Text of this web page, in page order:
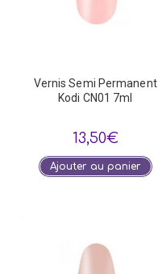
Vernis Semi Permanent
Kodi CN01 7ml
13,50€
Ajouter au panier